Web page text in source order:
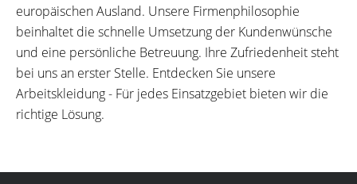
europäischen Ausland. Unsere Firmenphilosophie
beinhaltet die schnelle Umsetzung der Kundenwünsche
und eine persönliche Betreuung. Ihre Zufriedenheit steht
bei uns an erster Stelle. Entdecken Sie unsere
Arbeitskleidung - Für jedes Einsatzgebiet bieten wir die
richtige Lösung.